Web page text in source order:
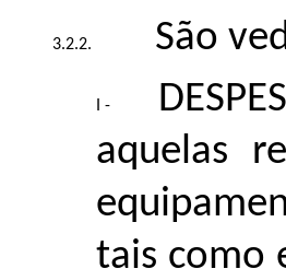
São
aquelas
tais como